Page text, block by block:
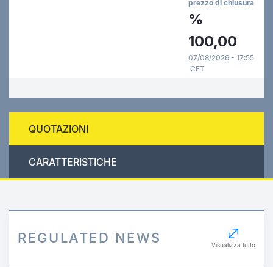
prezzo di chiusura
%
100,00
07/08/2026 - 17:55
CET
QUOTAZIONI
CARATTERISTICHE
REGULATED NEWS Visualizza tutto